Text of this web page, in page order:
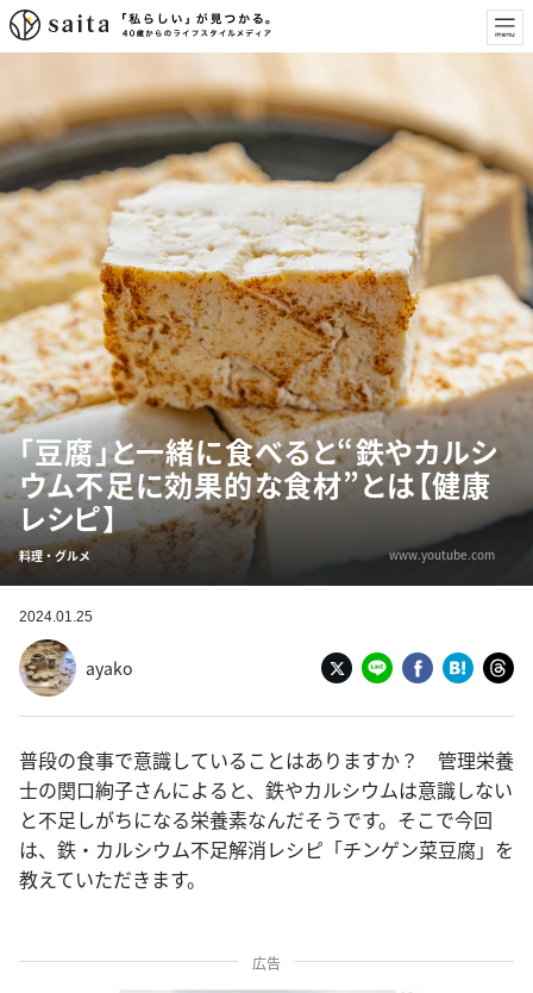
「豆腐」と一緒に食べると“鉄やカルシ
ウム不足に効果的な食材”とは【健康
レシピ】
料理・グルメ www.youtube.com
2024.01.25
ayako
普段の食事で意識していることはありますか？ 管理栄養
士の関口絢子さんによると、鉄やカルシウムは意識しない
と不足しがちになる栄養素なんだそうです。そこで今回
は、鉄・カルシウム不足解消レシピ「チンゲン菜豆腐」を
教えていただきます。
広告